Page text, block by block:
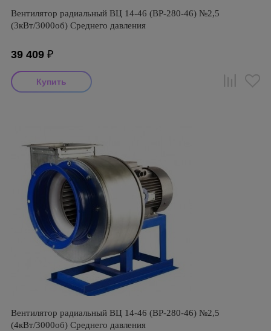
Вентилятор радиальный ВЦ 14-46 (ВР-280-46) №2,5
(3кВт/3000об) Среднего давления
39 409 ₽
Вентилятор радиальный ВЦ 14-46 (ВР-280-46) №2,5
(4кВт/3000об) Среднего давления